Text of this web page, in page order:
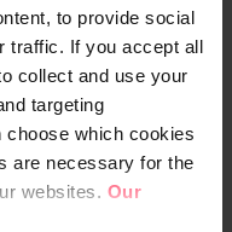
to provide social
traffic. If you accept all
collect and use your
targeting
choose which cookies
are necessary for the
websites. Our
eheys
toiminnan
parantaa
"Aina,